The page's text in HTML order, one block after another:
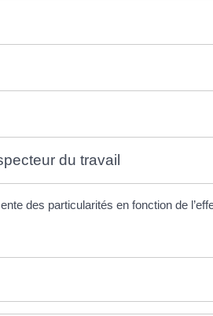
du travail
des particularités en fonction de